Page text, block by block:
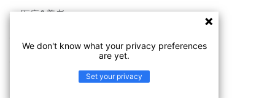
医疗&养老
We don't know what your privacy preferences
are yet.
Set your privacy